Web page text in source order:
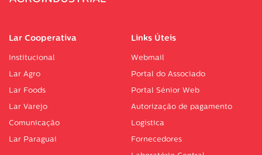
Lar Cooperativa
Institucional
Lar Agro
Lar Foods
Lar Varejo
Comunicação
Lar Paraguai
Links Úteis
Webmail
Portal do Associado
Portal Sénior Web
Autorização de pagamento
Logística
Fornecedores